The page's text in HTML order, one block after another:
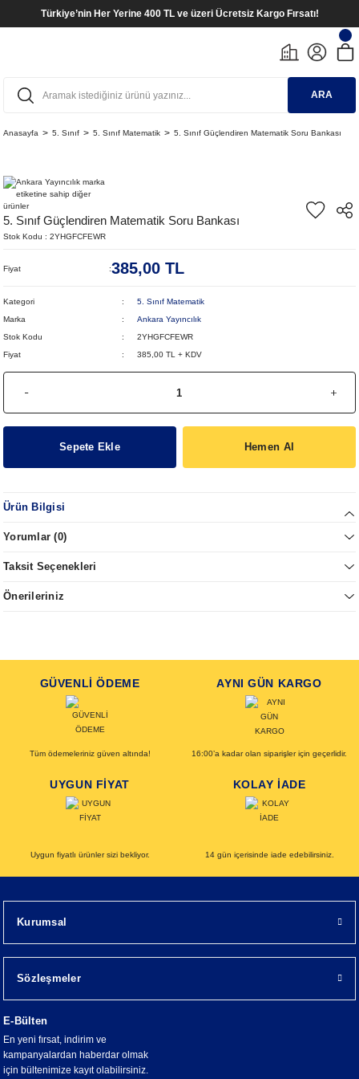
Türkiye’nin Her Yerine 400 TL ve üzeri Ücretsiz Kargo Fırsatı!
ARA
Anasayfa 5. Sınıf 5. Sınıf Matematik 5. Sınıf Güçlendiren Matematik Soru Bankası
5. Sınıf Güçlendiren Matematik Soru Bankası
Stok Kodu 2YHGFCFEWR
Fiyat 385,00 TL
Kategori
5. Sınıf Matematik
Marka
Ankara Yayıncılık
Stok Kodu
2YHGFCFEWR
Fiyat
385,00 TL + KDV
Sepete Ekle Hemen Al
Ürün Bilgisi
Yorumlar (0)
Taksit Seçenekleri
Önerileriniz
GÜVENLİ ÖDEME
Tüm ödemeleriniz güven altında!
AYNI GÜN KARGO
16:00’a kadar olan siparişler için geçerlidir.
UYGUN FİYAT
Uygun fiyatlı ürünler sizi bekliyor.
KOLAY İADE
14 gün içerisinde iade edebilirsiniz.
Kurumsal
Sözleşmeler
E-Bülten
En yeni fırsat, indirim ve
kampanyalardan haberdar olmak
için bültenimize kayıt olabilirsiniz.